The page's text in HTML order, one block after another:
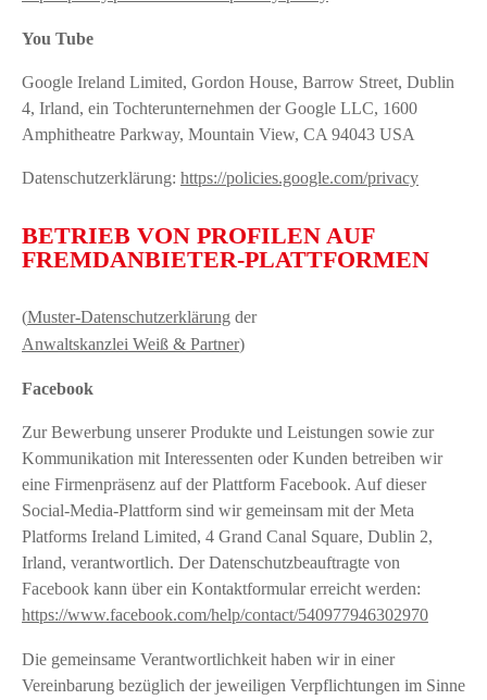
You Tube
Google Ireland Limited, Gordon House, Barrow Street, Dublin
4, Irland, ein Tochterunternehmen der Google LLC, 1600
Amphitheatre Parkway, Mountain View, CA 94043 USA
Datenschutzerklärung: https://policies.google.com/privacy
BETRIEB VON PROFILEN AUF
FREMDANBIETER-PLATTFORMEN
(Muster-Datenschutzerklärung der
Anwaltskanzlei Weiß & Partner)
Facebook
Zur Bewerbung unserer Produkte und Leistungen sowie zur
Kommunikation mit Interessenten oder Kunden betreiben wir
eine Firmenpräsenz auf der Plattform Facebook. Auf dieser
Social-Media-Plattform sind wir gemeinsam mit der Meta
Platforms Ireland Limited, 4 Grand Canal Square, Dublin 2,
Irland, verantwortlich. Der Datenschutzbeauftragte von
Facebook kann über ein Kontaktformular erreicht werden:
https://www.facebook.com/help/contact/540977946302970
Die gemeinsame Verantwortlichkeit haben wir in einer
Vereinbarung bezüglich der jeweiligen Verpflichtungen im Sinne